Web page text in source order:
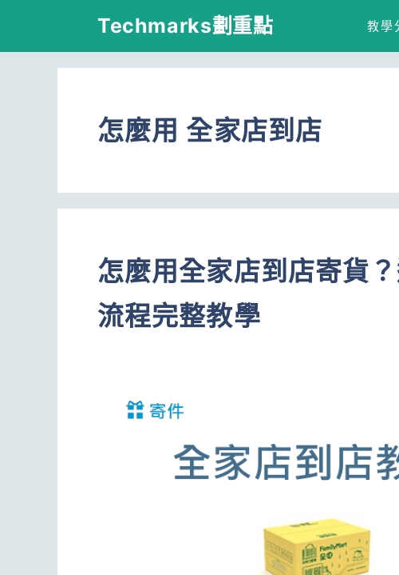
Techmarks劃重點 教學
怎麼用 全家店到店
怎麼用全家店到店寄貨
流程完整教學